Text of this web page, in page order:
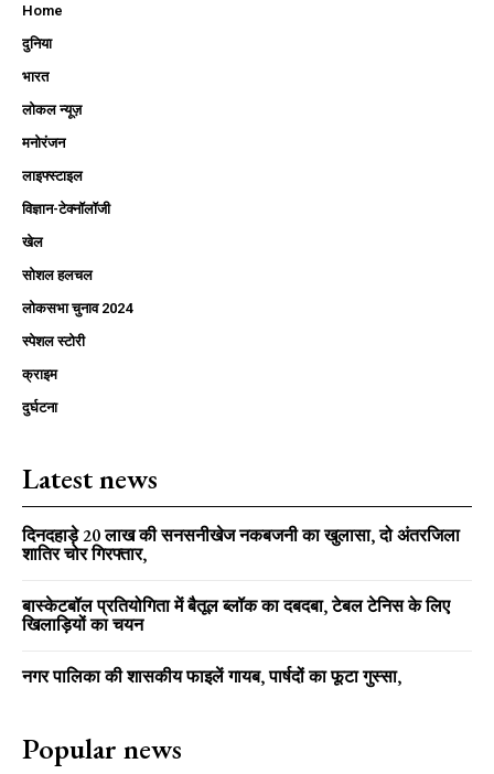
Home
दुनिया
भारत
लोकल न्यूज़
मनोरंजन
लाइफ्स्टाइल
विज्ञान-टेक्नॉलॉजी
खेल
सोशल हलचल
लोकसभा चुनाव 2024
स्पेशल स्टोरी
क्राइम
दुर्घटना
Latest news
दिनदहाड़े 20 लाख की सनसनीखेज नकबजनी का खुलासा, दो अंतरजिला
शातिर चोर गिरफ्तार,
बास्केटबॉल प्रतियोगिता में बैतूल ब्लॉक का दबदबा, टेबल टेनिस के लिए
खिलाड़ियों का चयन
नगर पालिका की शासकीय फाइलें गायब, पार्षदों का फूटा गुस्सा,
Popular news